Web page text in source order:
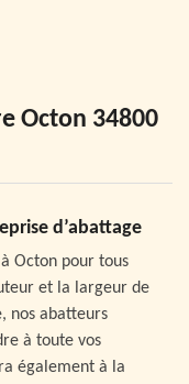
Octon 34800
d’abattage
Octon pour tous
et la largeur de
nos abatteurs
à toute vos
également à la